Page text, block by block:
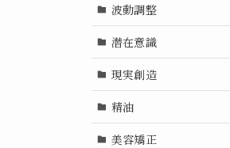
波動調整
潜在意識
現実創造
精油
美容矯正